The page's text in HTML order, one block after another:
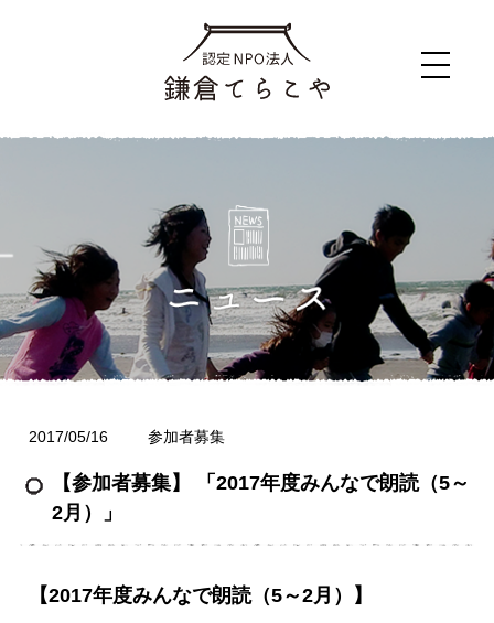
2017/05/16 参加者募集
【参加者募集】 「2017年度みんなで朗読（5～
2月）」
【2017年度みんなで朗読（5～2月）】